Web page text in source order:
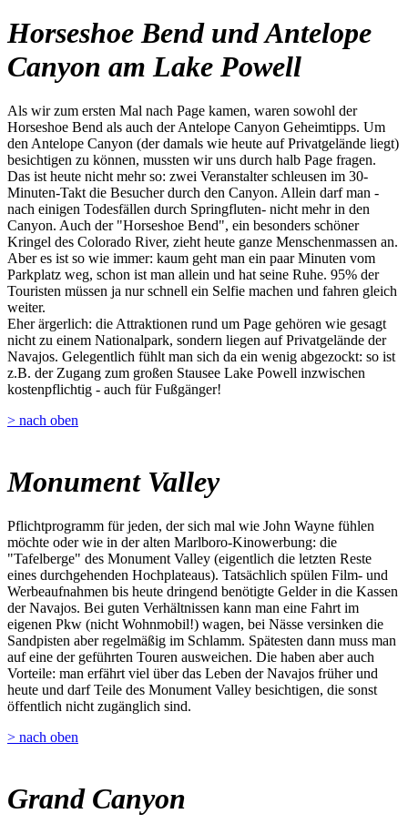
Horseshoe Bend und Antelope
Canyon am Lake Powell
Als wir zum ersten Mal nach Page kamen, waren sowohl der
Horseshoe Bend als auch der Antelope Canyon Geheimtipps. Um
den Antelope Canyon (der damals wie heute auf Privatgelände liegt)
besichtigen zu können, mussten wir uns durch halb Page fragen.
Das ist heute nicht mehr so: zwei Veranstalter schleusen im 30-
Minuten-Takt die Besucher durch den Canyon. Allein darf man -
nach einigen Todesfällen durch Springfluten- nicht mehr in den
Canyon. Auch der "Horseshoe Bend", ein besonders schöner
Kringel des Colorado River, zieht heute ganze Menschenmassen an.
Aber es ist so wie immer: kaum geht man ein paar Minuten vom
Parkplatz weg, schon ist man allein und hat seine Ruhe. 95% der
Touristen müssen ja nur schnell ein Selfie machen und fahren gleich
weiter.
Eher ärgerlich: die Attraktionen rund um Page gehören wie gesagt
nicht zu einem Nationalpark, sondern liegen auf Privatgelände der
Navajos. Gelegentlich fühlt man sich da ein wenig abgezockt: so ist
z.B. der Zugang zum großen Stausee Lake Powell inzwischen
kostenpflichtig - auch für Fußgänger!
> nach oben
Monument Valley
Pflichtprogramm für jeden, der sich mal wie John Wayne fühlen
möchte oder wie in der alten Marlboro-Kinowerbung: die
"Tafelberge" des Monument Valley (eigentlich die letzten Reste
eines durchgehenden Hochplateaus). Tatsächlich spülen Film- und
Werbeaufnahmen bis heute dringend benötigte Gelder in die Kassen
der Navajos. Bei guten Verhältnissen kann man eine Fahrt im
eigenen Pkw (nicht Wohnmobil!) wagen, bei Nässe versinken die
Sandpisten aber regelmäßig im Schlamm. Spätesten dann muss man
auf eine der geführten Touren ausweichen. Die haben aber auch
Vorteile: man erfährt viel über das Leben der Navajos früher und
heute und darf Teile des Monument Valley besichtigen, die sonst
öffentlich nicht zugänglich sind.
> nach oben
Grand Canyon